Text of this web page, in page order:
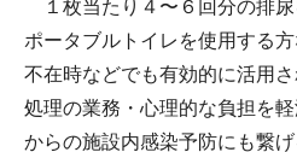
１枚当たり４〜６回分の排
ポータブルトイレを使用する
不在時などでも有効的に活用
処理の業務・心理的な負担を
からの施設内感染予防にも繋げ